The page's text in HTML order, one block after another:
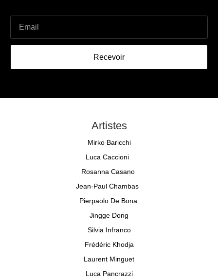
Recevoir
Artistes
Mirko Baricchi
Luca Caccioni
Rosanna Casano
Jean-Paul Chambas
Pierpaolo De Bona
Jingge Dong
Silvia Infranco
Frédéric Khodja
Laurent Minguet
Luca Pancrazzi